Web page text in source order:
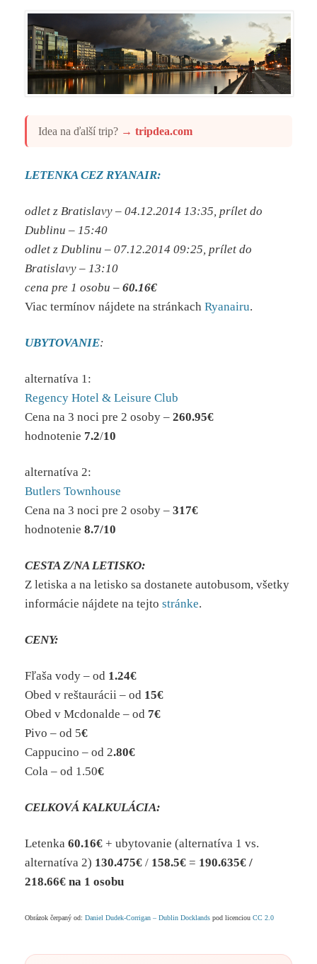
Idea na ďalší trip? → tripdea.com
LETENKA CEZ RYANAIR:
odlet z Bratislavy – 04.12.2014 13:35, prílet do
Dublinu – 15:40
odlet z Dublinu – 07.12.2014 09:25, prílet do
Bratislavy – 13:10
cena pre 1 osobu –60.16€
Viac termínov nájdete na stránkachRyanairu.
UBYTOVANIE:
alternatíva 1:
Regency Hotel & Leisure Club
Cena na 3 noci pre 2 osoby –260.95€
hodnotenie 7.2/10
alternatíva 2:
Butlers Townhouse
Cena na 3 noci pre 2 osoby –317€
hodnotenie8.7/10
CESTA Z/NA LETISKO:
Z letiska a na letisko sa dostanete autobusom, všetky
informácie nájdete na tejtostránke.
CENY:
Fľaša vody – od 1.24€
Obed v reštaurácii – od 15€
Obed v Mcdonalde – od 7€
Pivo – od 5€
Cappucino – od2.80€
Cola – od 1.50€
CELKOVÁ KALKULÁCIA:
Letenka60.16€ + ubytovanie (alternatíva 1 vs.
alternatíva 2) 130.475€ / 158.5€= 190.635€ /
218.66€na 1 osobu
Obrázok čerpaný od:Daniel Dudek-Corrigan – Dublin Docklands pod licenciouCC 2.0